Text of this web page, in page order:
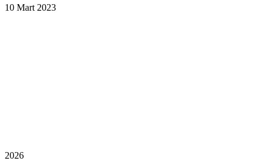
10 Mart 2023
2026